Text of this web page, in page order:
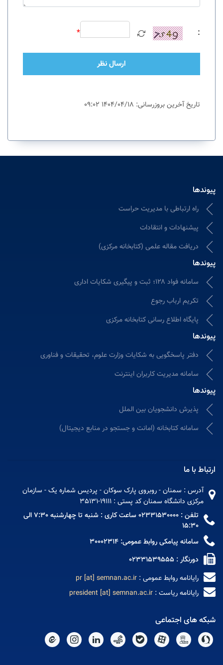
:
*
ارسال نظر
تاریخ آخرین بروزرسانی: 1404/04/18 09:02
پیوندها
راه ارتباطی با مدیریت حراست
پیشنهادات و انتقادات
دریافت مقاله علمی (کتابخانه مرکزی)
پیوندها
سامانه فواد ۱۲۸؛ ثبت و پیگیری شکایات اداری
تکریم ارباب رجوع
پایگاه اطلاع رسانی کتابخانه مرکزی
پیوندها
دفتر پاسخگویی به شکایات وزارت علوم، تحقیقات و فناوری
سامانه مدیریت کاربران اینترنت
پیوندها
پذیرش دانشجویان بین الملل
سامانه كتابخانه (امانت و جستجو در منابع دیجیتال)
ارتباط با ما
آدرس : سمنان - روبروی پارک سوکان - پردیس شماره یک - سازمان
مرکزی دانشگاه سمنان کد پستی : 19111-35131
تلفن : 02331530000 ساعت کاری : شنبه تا چهارشنبه 7:30 الی
15:30
سامانه پیامکی روابط عمومی: 30002314
دورنگار : 02331539555
رایانامه روابط عمومی : pr [at] semnan.ac.ir
رایانامه ریاست : president [at] semnan.ac.ir
شبکه های اجتماعی